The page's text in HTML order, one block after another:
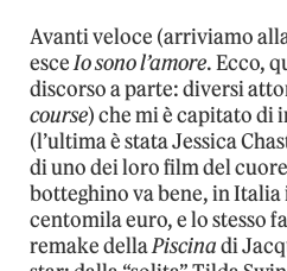
Avanti veloce (arriviamo
esceIo sono l’amore. Ecco,
discorso a parte: diversi
course) che mi è capitato di
(l’ultima è stata Jessica
di uno dei loro film del
botteghino va bene, in Italia
centomila euro, e lo stesso
remake dellaPiscinadi